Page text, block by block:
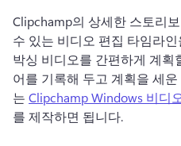
Clipchamp의 상세한 스토리
수 있는 비디오 편집 타임라
박싱 비디오를 간편하게 계획
어를 기록해 두고 계획을 세운
는 Clipchamp Windows 비디
를 제작하면 됩니다.